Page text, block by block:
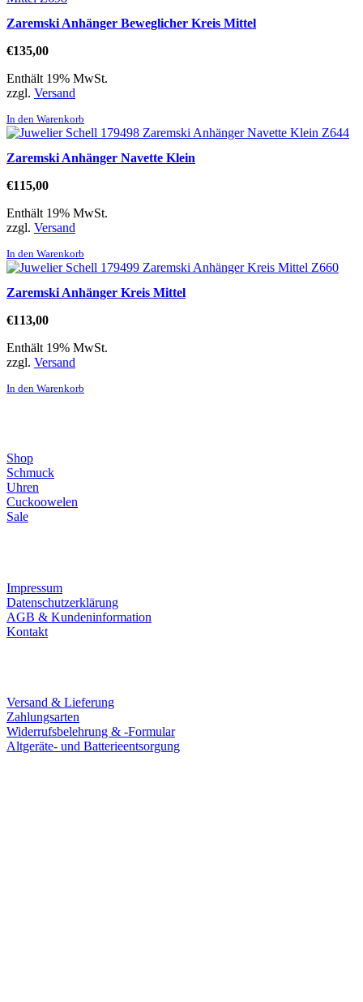
Zaremski Anhänger Beweglicher Kreis Mittel
€135,00
Enthält 19% MwSt.
zzgl. Versand
In den Warenkorb
Zaremski Anhänger Navette Klein
€115,00
Enthält 19% MwSt.
zzgl. Versand
In den Warenkorb
Zaremski Anhänger Kreis Mittel
€113,00
Enthält 19% MwSt.
zzgl. Versand
In den Warenkorb
Shop
Schmuck
Uhren
Cuckoowelen
Sale
Impressum
Datenschutzerklärung
AGB & Kundeninformation
Kontakt
Versand & Lieferung
Zahlungsarten
Widerrufsbelehrung & -Formular
Altgeräte- und Batterieentsorgung